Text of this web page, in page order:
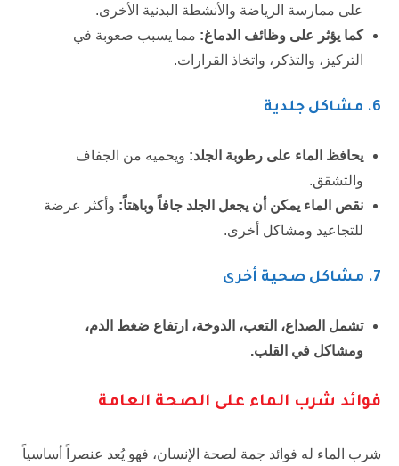
على ممارسة الرياضة والأنشطة البدنية الأخرى.
كما يؤثر على وظائف الدماغ: مما يسبب صعوبة في
التركيز، والتذكر، واتخاذ القرارات.
6. مشاكل جلدية
يحافظ الماء على رطوبة الجلد: ويحميه من الجفاف
والتشقق.
نقص الماء يمكن أن يجعل الجلد جافاً وباهتاً: وأكثر عرضة
للتجاعيد ومشاكل أخرى.
7. مشاكل صحية أخرى
تشمل الصداع، التعب، الدوخة، ارتفاع ضغط الدم،
ومشاكل في القلب.
فوائد شرب الماء على الصحة العامة
شرب الماء له فوائد جمة لصحة الإنسان، فهو يُعد عنصراً أساسياً